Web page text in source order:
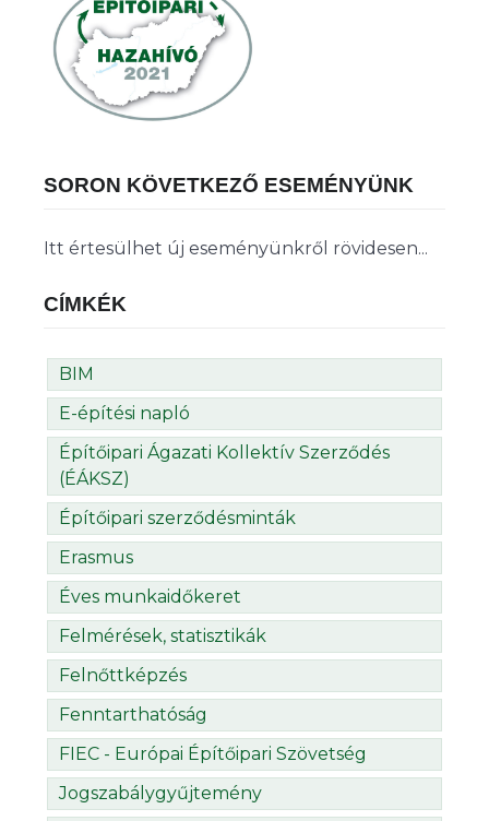
SORON KÖVETKEZŐ ESEMÉNYÜNK
Itt értesülhet új eseményünkről rövidesen...
CÍMKÉK
BIM
E-építési napló
Építőipari Ágazati Kollektív Szerződés
(ÉÁKSZ)
Építőipari szerződésminták
Erasmus
Éves munkaidőkeret
Felmérések, statisztikák
Felnőttképzés
Fenntarthatóság
FIEC - Európai Építőipari Szövetség
Jogszabálygyűjtemény